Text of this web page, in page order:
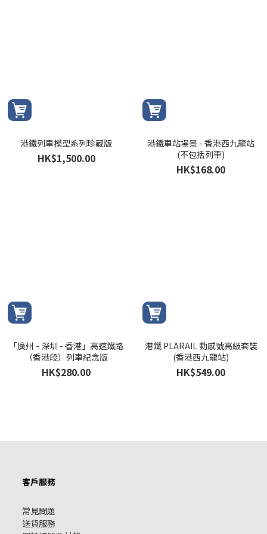
港鐵列車模型系列珍藏版
HK$1,500.00
港鐵車站場景 - 香港西九龍站
(不包括列車)
HK$168.00
「廣州 - 深圳 - 香港」高速鐵路
（香港段）列車紀念版
HK$280.00
港鐵 PLARAIL 動感號高級套裝
(香港西九龍站)
HK$549.00
客戶服務
常見問題
送貨服務